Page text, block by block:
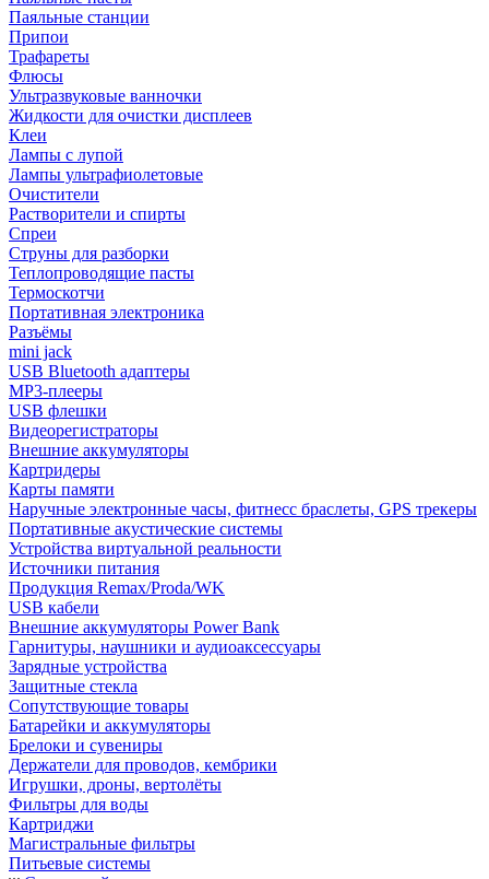
Паяльные станции
Припои
Трафареты
Флюсы
Ультразвуковые ванночки
Жидкости для очистки дисплеев
Клеи
Лампы с лупой
Лампы ультрафиолетовые
Очистители
Растворители и спирты
Спреи
Струны для разборки
Теплопроводящие пасты
Термоскотчи
Портативная электроника
Разъёмы
mini jack
USB Bluetooth адаптеры
MP3-плееры
USB флешки
Видеорегистраторы
Внешние аккумуляторы
Картридеры
Карты памяти
Наручные электронные часы, фитнесс браслеты, GPS трекеры
Портативные акустические системы
Устройства виртуальной реальности
Источники питания
Продукция Remax/Proda/WK
USB кабели
Внешние аккумуляторы Power Bank
Гарнитуры, наушники и аудиоаксессуары
Зарядные устройства
Защитные стекла
Сопутствующие товары
Батарейки и аккумуляторы
Брелоки и сувениры
Держатели для проводов, кембрики
Игрушки, дроны, вертолёты
Фильтры для воды
Картриджи
Магистральные фильтры
Питьевые системы